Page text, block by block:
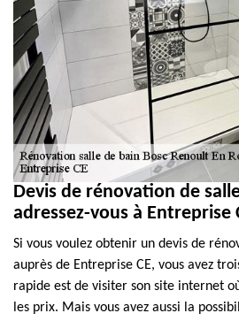
Devis de rénovation de
adressez-vous à Entreprise
Si vous voulez obtenir un devis de
auprès de Entreprise CE, vous avez
rapide est de visiter son site internet
les prix. Mais vous avez aussi la